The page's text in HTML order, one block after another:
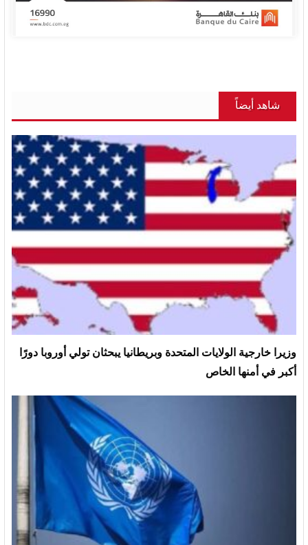
شاهد أيضاً
وزيرا خارجية الولايات المتحدة وبريطانيا يبحثان تولي أوروبا دورًا
أكبر في أمنها الخاص